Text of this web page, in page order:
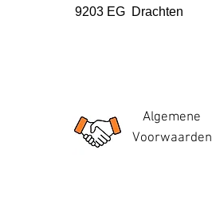
9203 EG Drachten
Algemene
Voorwaarden